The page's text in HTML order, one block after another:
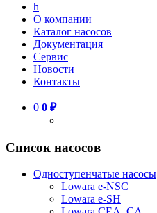
h
О компании
Каталог насосов
Документация
Сервис
Новости
Контакты
0 0 ₽
Список насосов
Одноступенчатые насосы
Lowara e-NSC
Lowara e-SH